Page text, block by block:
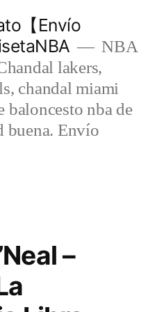
【Envío
NBA
lakers,
chandal miami
baloncesto nba de
buena. Envío
–